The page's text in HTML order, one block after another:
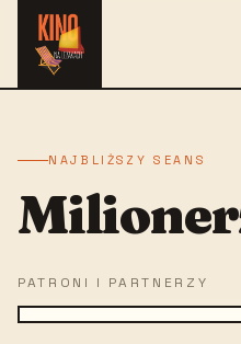
NAJBLIŻSZY SEANS
PATRONI I PARTNERZY